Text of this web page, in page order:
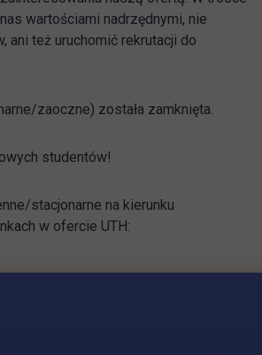
wartościami nadrzędnymi, nie
ani też uruchomić rekrutacji do
zaoczne) została zamknięta.
studentów!
stacjonarne na kierunku
w ofercie UTH: